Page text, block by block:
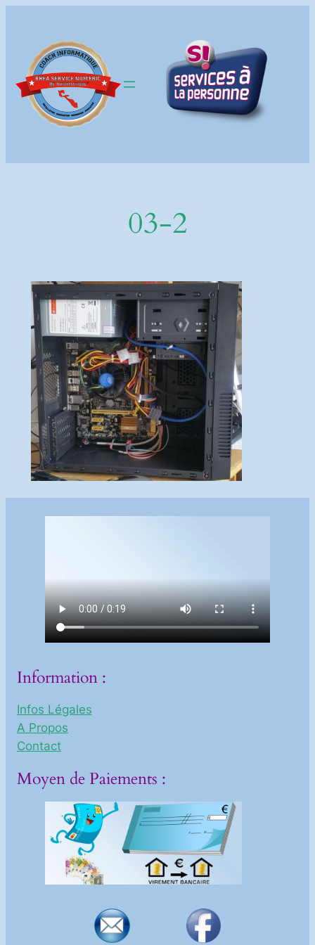
contenu
03-2
Information :
Infos Légales
A Propos
Contact
Moyen de Paiements :